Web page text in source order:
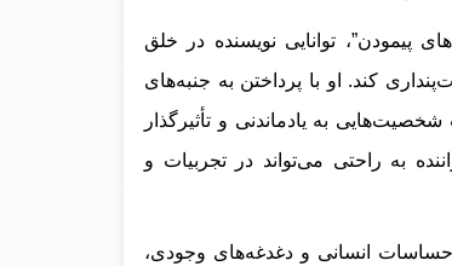
پیمودن”، توانایی نویسنده در خلق
کند. او با پرداختن به جنبه‌های
به یادماندنی و تأثیرگذار
به راحتی می‌تواند در تجربیات و
انسانی و دغدغه‌های وجودی،